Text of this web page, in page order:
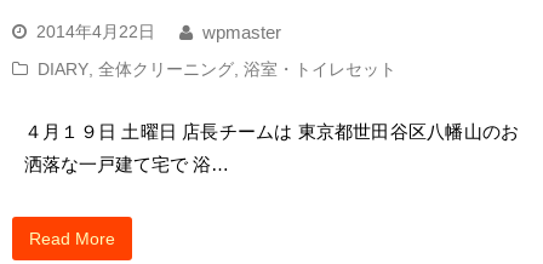
2014年4月22日
wpmaster
DIARY 全体クリーニング 浴室・トイレセット
４月１９日 土曜日 店長チームは 東京都世田谷区八幡山のお
洒落な一戸建て宅で 浴…
Read More